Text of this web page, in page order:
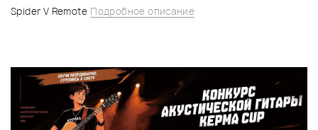
Spider V Remote Подробное описание